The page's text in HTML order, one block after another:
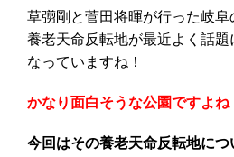
草彅剛と菅田将暉が行った岐阜
養老天命反転地が最近よく話題
なっていますね！
かなり面白そうな公園ですよね
今回はその養老天命反転地につ